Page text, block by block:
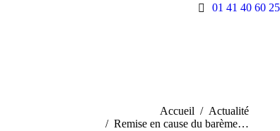
01 41 40 60 25
Accueil
Actualité
Remise en cause du barème…